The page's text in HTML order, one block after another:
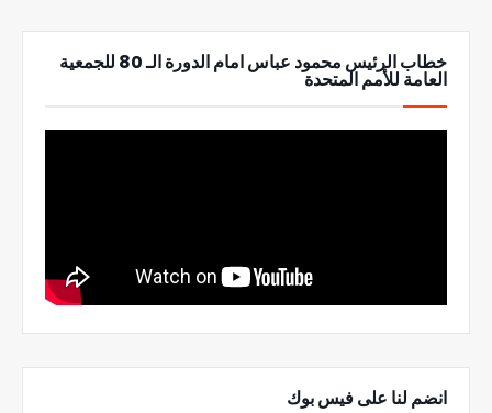
خطاب الرئيس محمود عباس امام الدورة الـ 80 للجمعية
العامة للأمم المتحدة
انضم لنا على فيس بوك